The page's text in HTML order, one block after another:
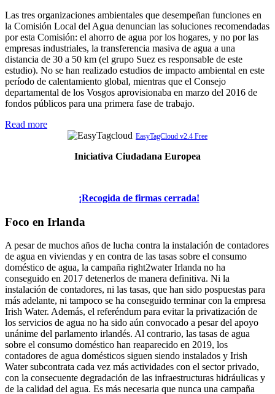
Las tres organizaciones ambientales que desempeñan funciones en
la Comisión Local del Agua denuncian las soluciones recomendadas
por esta Comisión: el ahorro de agua por los hogares, y no por las
empresas industriales, la transferencia masiva de agua a una
distancia de 30 a 50 km (el grupo Suez es responsable de este
estudio). No se han realizado estudios de impacto ambiental en este
período de calentamiento global, mientras que el Consejo
departamental de los Vosgos aprovisionaba en marzo del 2016 de
fondos públicos para una primera fase de trabajo.
Read more
EasyTagCloud v2.4 Free
Iniciativa Ciudadana Europea
¡Recogida de firmas cerrada!
Foco en Irlanda
A pesar de muchos años de lucha contra la instalación de contadores
de agua en viviendas y en contra de las tasas sobre el consumo
doméstico de agua, la campaña right2water Irlanda no ha
conseguido en 2017 detenerlos de manera definitiva. Ni la
instalación de contadores, ni las tasas, que han sido pospuestas para
más adelante, ni tampoco se ha conseguido terminar con la empresa
Irish Water. Además, el referéndum para evitar la privatización de
los servicios de agua no ha sido aún convocado a pesar del apoyo
unánime del parlamento irlandés. Al contrario, las tasas de agua
sobre el consumo doméstico han reaparecido en 2019, los
contadores de agua domésticos siguen siendo instalados y Irish
Water subcontrata cada vez más actividades con el sector privado,
con la consecuente degradación de las infraestructuras hidráulicas y
de la calidad del agua. Es más necesaria que nunca una campaña